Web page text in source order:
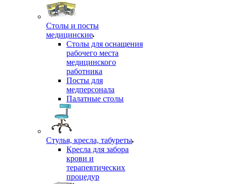
Столы и посты
медицинские
Столы для оснащения
рабочего места
медицинского
работника
Посты для
медперсонала
Палатные столы
Стулья, кресла, табуреты
Кресла для забора
крови и
терапевтических
процедур